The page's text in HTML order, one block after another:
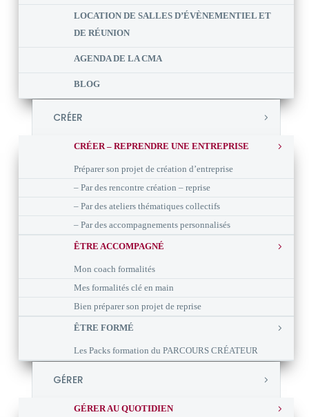
LOCATION DE SALLES D’ÉVÈNEMENTIEL ET
DE RÉUNION
AGENDA DE LA CMA
BLOG
CRÉER
CRÉER – REPRENDRE UNE ENTREPRISE
Préparer son projet de création d’entreprise
– Par des rencontre création – reprise
– Par des ateliers thématiques collectifs
– Par des accompagnements personnalisés
ÊTRE ACCOMPAGNÉ
Mon coach formalités
Mes formalités clé en main
Bien préparer son projet de reprise
ÊTRE FORMÉ
Les Packs formation du PARCOURS CRÉATEUR
GÉRER
GÉRER AU QUOTIDIEN